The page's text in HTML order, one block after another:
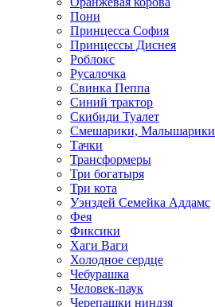
Пони
Принцесса София
Принцессы Диснея
Роблокс
Русалочка
Свинка Пеппа
Синий трактор
Скибиди Туалет
Смешарики, Малышарики
Тачки
Трансформеры
Три богатыря
Три кота
Уэнздей Семейка Аддамс
Фея
Фиксики
Хаги Ваги
Холодное сердце
Чебурашка
Человек-паук
Черепашки ниндзя